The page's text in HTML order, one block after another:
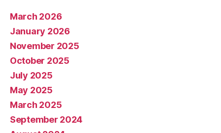
March 2026
January 2026
November 2025
October 2025
July 2025
May 2025
March 2025
September 2024